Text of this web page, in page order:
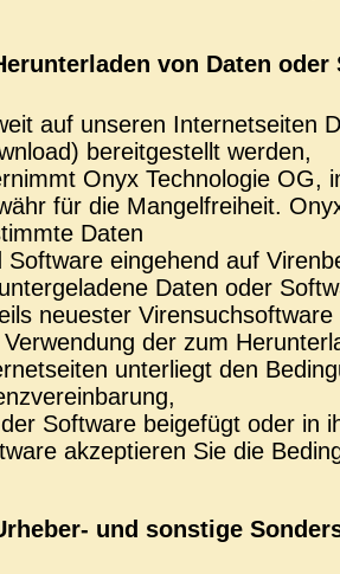
von Daten
auf unseren Internetseiten
bereitgestellt werden,
Onyx Technologie OG,
für die Mangelfreiheit.
Daten
Software eingehend auf
Daten oder
neuester
Verwendung der zum
unterliegt den
Software beigefügt oder in
akzeptieren Sie die
und sonstige